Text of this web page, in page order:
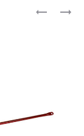
RUEDAS
CERCHAS